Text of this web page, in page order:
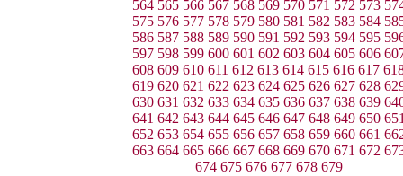
564 565 566 567 568 569 570 571 572 573
575 576 577 578 579 580 581 582 583 584
586 587 588 589 590 591 592 593 594 595
597 598 599 600 601 602 603 604 605 606
608 609 610 611 612 613 614 615 616 617
619 620 621 622 623 624 625 626 627 628
630 631 632 633 634 635 636 637 638 639
641 642 643 644 645 646 647 648 649 650
652 653 654 655 656 657 658 659 660 661
663 664 665 666 667 668 669 670 671 672
674 675 676 677 678 679